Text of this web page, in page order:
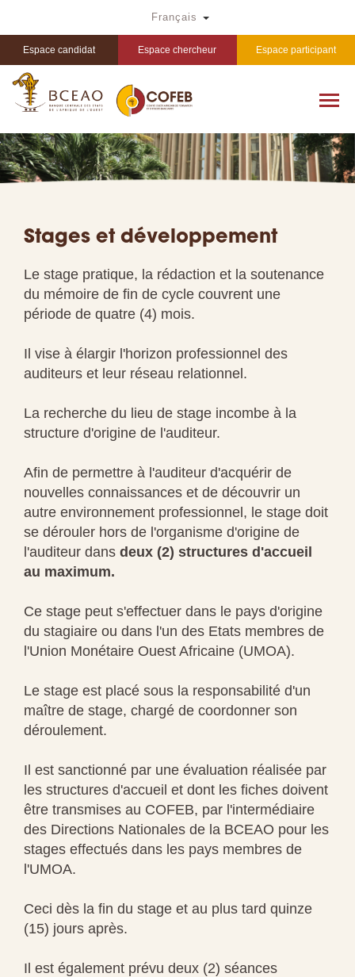
principal
Français Toggle Dropdown
Espace candidat Espace chercheur Espace participant
Stages et développement
Le stage pratique, la rédaction et la soutenance
du mémoire de fin de cycle couvrent une
période de quatre (4) mois.
Il vise à élargir l'horizon professionnel des
auditeurs et leur réseau relationnel.
La recherche du lieu de stage incombe à la
structure d'origine de l'auditeur.
Afin de permettre à l'auditeur d'acquérir de
nouvelles connaissances et de découvrir un
autre environnement professionnel, le stage doit
se dérouler hors de l'organisme d'origine de
l'auditeur dans deux (2) structures d'accueil
au maximum.
Ce stage peut s'effectuer dans le pays d'origine
du stagiaire ou dans l'un des Etats membres de
l'Union Monétaire Ouest Africaine (UMOA).
Le stage est placé sous la responsabilité d'un
maître de stage, chargé de coordonner son
déroulement.
Il est sanctionné par une évaluation réalisée par
les structures d'accueil et dont les fiches doivent
être transmises au COFEB, par l'intermédiaire
des Directions Nationales de la BCEAO pour les
stages effectués dans les pays membres de
l'UMOA.
Ceci dès la fin du stage et au plus tard quinze
(15) jours après.
Il est également prévu deux (2) séances